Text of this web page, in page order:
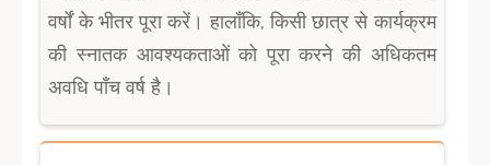
वर्षों के भीतर पूरा करें। हालाँकि, किसी छात्र से कार्यक्रम
की स्नातक आवश्यकताओं को पूरा करने की अधिकतम
अवधि पाँच वर्ष है।